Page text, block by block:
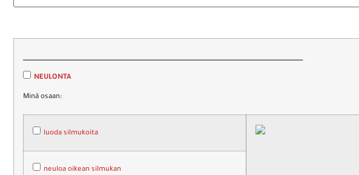
__________________________________________________________________
NEULONTA
Minä osaan:
luoda silmukoita
neuloa oikean silmukan